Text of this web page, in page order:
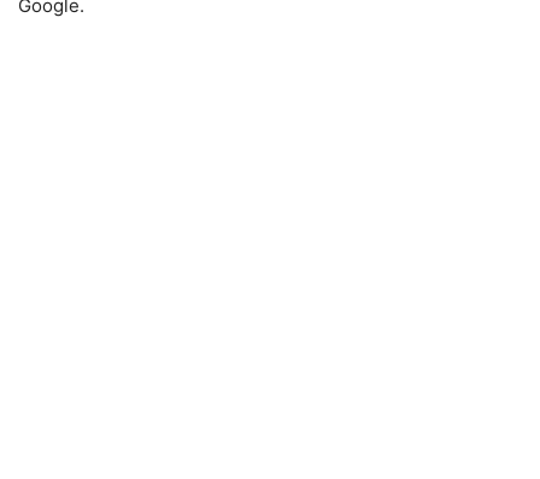
Google.